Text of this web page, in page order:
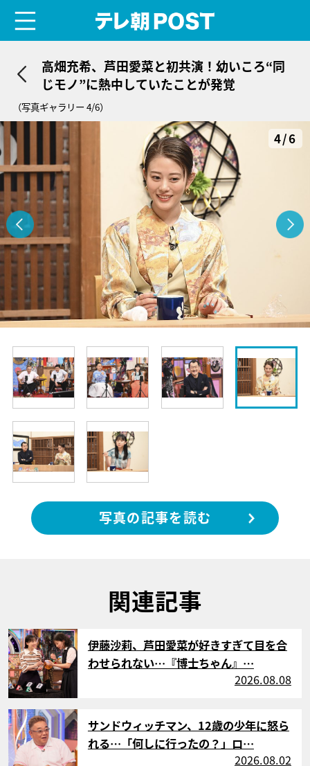
高畑充希、芦田愛菜と初共演！幼いころ“同
じモノ”に熱中していたことが発覚
（写真ギャラリー 4/6）
4/6
写真の記事を読む
関連記事
サムネイル
伊藤沙莉、芦田愛菜が好きすぎて目を合
わせられない…『博士ちゃん』…
2026.08.08
サムネイル
サンドウィッチマン、12歳の少年に怒ら
れる…「何しに行ったの？」ロ…
2026.08.02